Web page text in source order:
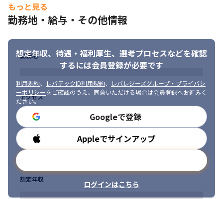
もっと見る
勤務地・給与・その他情報
想定年収、待遇・福利厚生、 選考プロセスなどを確認
するには会員登録が必要です
利用規約、 レバテックID利用規約、
レバレジーズグループ・プライバシ
ーポリシーをご確認のうえ、同意いただける場合は会員登録へお進みく
ださい。
Googleで登録
Appleでサインアップ
ログインはこちら
勤務地
アクセス
勤務時間
想定年収